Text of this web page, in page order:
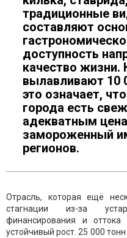
традиционные
составляют
доступность
качество жизни.
вылавливают 10
это означает,
города есть
адекватным
замороженный
регионов.
Отрасль, которая ещё
стагнации из-за
финансирования и оттока
устойчивый рост. 25 000